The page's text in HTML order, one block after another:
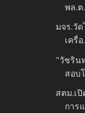
พล.ต
มจร.วั
เครื่อ
"วัชริน
สอบ
สตม.เ
การ